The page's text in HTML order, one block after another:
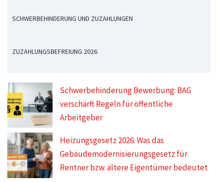
SCHWERBEHINDERUNG UND ZUZAHLUNGEN
ZUZAHLUNGSBEFREIUNG 2026
Schwerbehinderung Bewerbung: BAG
verschärft Regeln für öffentliche
Arbeitgeber
Heizungsgesetz 2026: Was das
Gebäudemodernisierungsgesetz für
Rentner bzw. ältere Eigentümer bedeutet